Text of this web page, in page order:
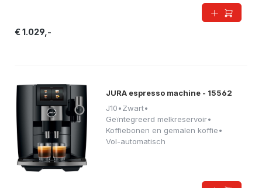
€ 1.029,-
JURA espresso machine - 15562
J10•Zwart•
Geïntegreerd melkreservoir•
Koffiebonen en gemalen koffie•
Vol-automatisch